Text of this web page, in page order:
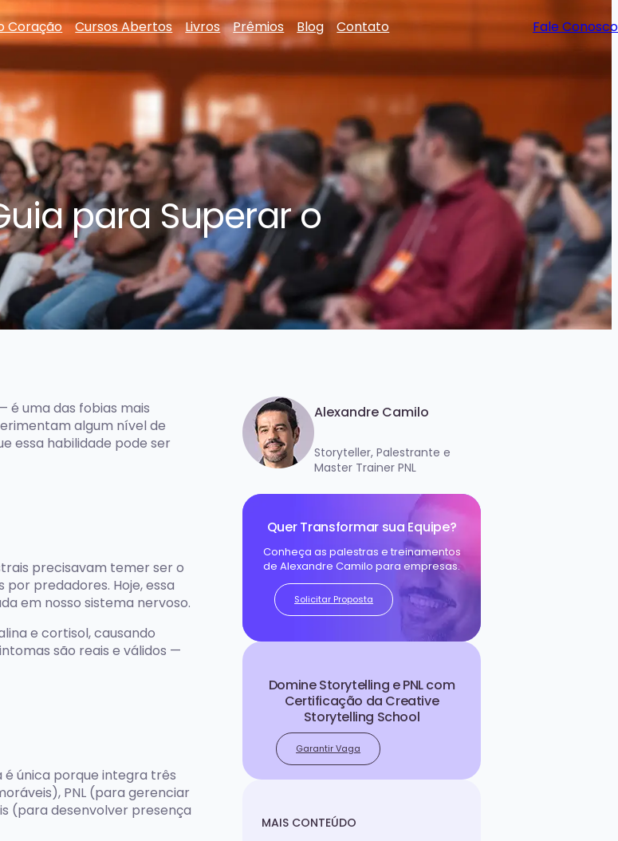
Coração Cursos Abertos Livros Prêmios Blog Contato Fale Conosco
para Superar o
uma das fobias mais
algum nível de
essa habilidade pode ser
precisavam temer ser o
predadores. Hoje, essa
em nosso sistema nervoso.
e cortisol, causando
são reais e válidos —
única porque integra três
PNL (para gerenciar
(para desenvolver presença
Alexandre Camilo
Storyteller, Palestrante e
Master Trainer PNL
Quer Transformar sua Equipe?
Conheça as palestras e treinamentos
de Alexandre Camilo para empresas.
Solicitar Proposta
Domine Storytelling e PNL com
Certificação da Creative
Storytelling School
Garantir Vaga
MAIS CONTEÚDO